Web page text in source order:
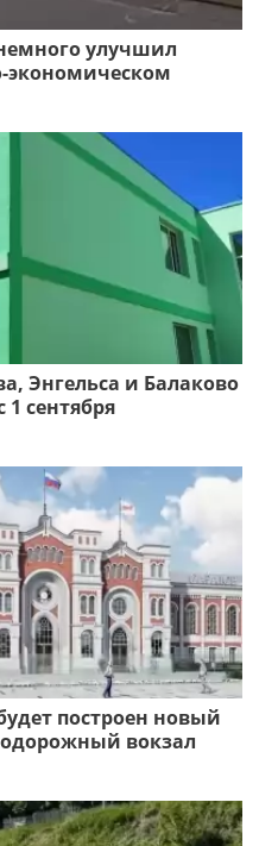
улучшил
экономическом
Энгельса и Балаково
сентября
построен новый
вокзал